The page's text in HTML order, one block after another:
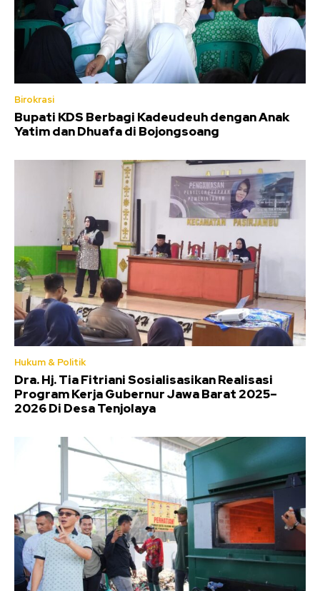
Birokrasi
Bupati KDS Berbagi Kadeudeuh dengan Anak
Yatim dan Dhuafa di Bojongsoang
Hukum & Politik
Dra. Hj. Tia Fitriani Sosialisasikan Realisasi
Program Kerja Gubernur Jawa Barat 2025–
2026 Di Desa Tenjolaya